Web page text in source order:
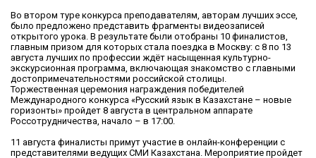
Во втором туре конкурса преподавателям, авторам лучших эссе,
было предложено представить фрагменты видеозаписей
открытого урока. В результате были отобраны 10 финалистов,
главным призом для которых стала поездка в Москву: с 8 по 13
августа лучших по профессии ждёт насыщенная культурно-
экскурсионная программа, включающая знакомство с главными
достопримечательностями российской столицы.
Торжественная церемония награждения победителей
Международного конкурса «Русский язык в Казахстане – новые
горизонты» пройдет 8 августа в центральном аппарате
Россотрудничества, начало – в 17:00.
11 августа финалисты примут участие в онлайн-конференции с
представителями ведущих СМИ Казахстана. Мероприятие пройдет